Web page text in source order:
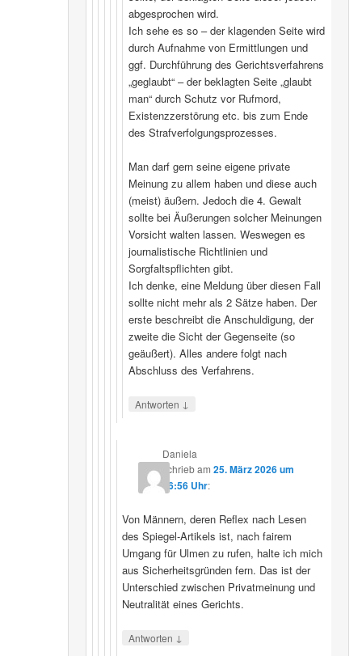
abgesprochen wird.
Ich sehe es so – der klagenden Seite wird
durch Aufnahme von Ermittlungen und
ggf. Durchführung des Gerichtsverfahrens
„geglaubt“ – der beklagten Seite „glaubt
man“ durch Schutz vor Rufmord,
Existenzzerstörung etc. bis zum Ende
des Strafverfolgungsprozesses.
Man darf gern seine eigene private
Meinung zu allem haben und diese auch
(meist) äußern. Jedoch die 4. Gewalt
sollte bei Äußerungen solcher Meinungen
Vorsicht walten lassen. Weswegen es
journalistische Richtlinien und
Sorgfaltspflichten gibt.
Ich denke, eine Meldung über diesen Fall
sollte nicht mehr als 2 Sätze haben. Der
erste beschreibt die Anschuldigung, der
zweite die Sicht der Gegenseite (so
geäußert). Alles andere folgt nach
Abschluss des Verfahrens.
Antworten ↓
Daniela
schriebam25. März 2026 um
16:56 Uhr:
Von Männern, deren Reflex nach Lesen
des Spiegel-Artikels ist, nach fairem
Umgang für Ulmen zu rufen, halte ich mich
aus Sicherheitsgründen fern. Das ist der
Unterschied zwischen Privatmeinung und
Neutralität eines Gerichts.
Antworten ↓